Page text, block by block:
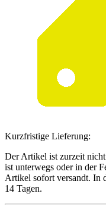
Kurzfristige Lieferung:
Der Artikel ist zurzeit
ist unterwegs oder in der
Artikel sofort versandt. In
14 Tagen.